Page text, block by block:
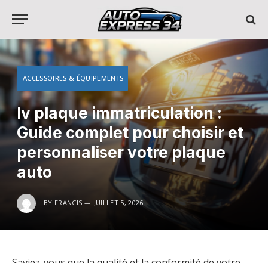
ACCESSOIRES & ÉQUIPEMENTS
lv plaque immatriculation :
Guide complet pour choisir et
personnaliser votre plaque
auto
BY FRANCIS JUILLET 5, 2026